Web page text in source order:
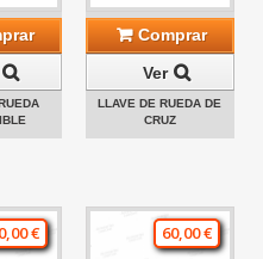
Comprar
Ver
LLAVE DE RUEDA DE
CRUZ
€ 60,00 €